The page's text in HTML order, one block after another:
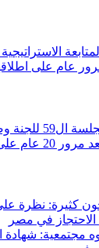
عام على
وثيقة:في ظل
إعلان بيجين
كثيرة: نظرة
في مصر
مجتمعية: شهادة